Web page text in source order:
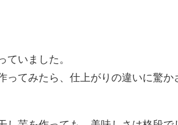
ていました。
ってみたら、仕上がりの違いに驚か